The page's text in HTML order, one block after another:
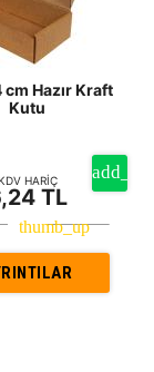
Hazır Kraft
Kutu
HARİÇ
TL